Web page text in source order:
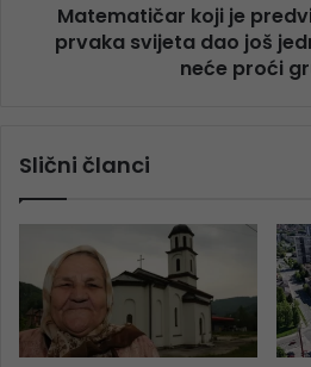
Matematičar koji je
prvaka svijeta dao još
neće proći
Slični članci